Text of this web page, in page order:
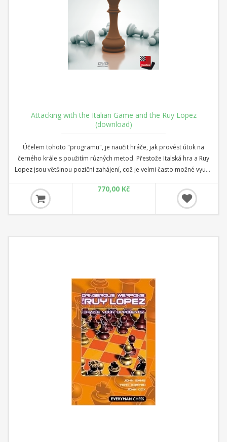
Attacking with the Italian Game and the Ruy Lopez
(download)
Účelem tohoto "programu", je naučit hráče, jak provést útok na
černého krále s použitím různých metod. Přestože Italská hra a Ruy
Lopez jsou většinou poziční zahájení, což je velmi často možné využít
osobní zkušenosti a hrách autora, a proto je jedinečným šachovým
770,00 Kč